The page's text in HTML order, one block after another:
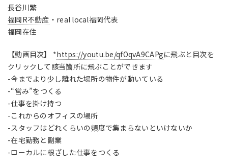
長谷川繁
福岡R不動産 ・real local福岡代表
福岡在住
【動画目次】 *https://youtu.be/qfOqvA9CAPgに飛ぶと目次を
クリックして該当箇所に飛ぶことができます
-今までより少し離れた場所の物件が動いている
-“営み”をつくる
-仕事を掛け持つ
-これからのオフィスの場所
-スタッフはどれくらいの頻度で集まらないといけないか
-在宅勤務と副業
-ローカルに根ざした仕事をつくる